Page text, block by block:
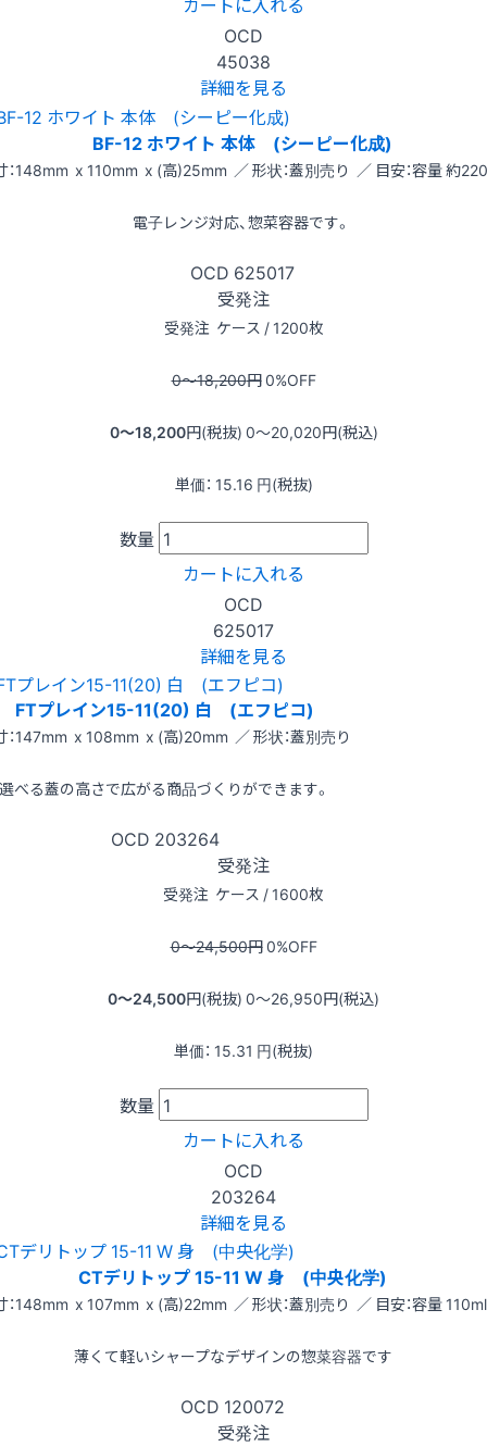
OCD
45038
詳細を見る
BF-12 ホワイト 本体 (シーピー化成)
：148mm x 110mm x (高)25mm ／ 形状：蓋別売り ／ 目安：容量 約
電子レンジ対応、惣菜容器です。
OCD 625017
受発注
受発注 ケース / 1200枚
0〜18,200円0%OFF
0〜18,200円(税抜) 0〜20,020円(税込)
単価： 15.16 円(税抜)
数量
カートに入れる
OCD
625017
詳細を見る
FTプレイン15-11(20) 白 (エフピコ)
：147mm x 108mm x (高)20mm ／ 形状：蓋別売り
選べる蓋の高さで広がる商品づくりができます。
OCD 203264
受発注
受発注 ケース / 1600枚
0〜24,500円0%OFF
0〜24,500円(税抜) 0〜26,950円(税込)
単価： 15.31 円(税抜)
数量
カートに入れる
OCD
203264
詳細を見る
CTデリトップ 15-11 W 身 (中央化学)
：148mm x 107mm x (高)22mm ／ 形状：蓋別売り ／ 目安：容量 110ml
薄くて軽いシャープなデザインの惣菜容器です
OCD 120072
受発注